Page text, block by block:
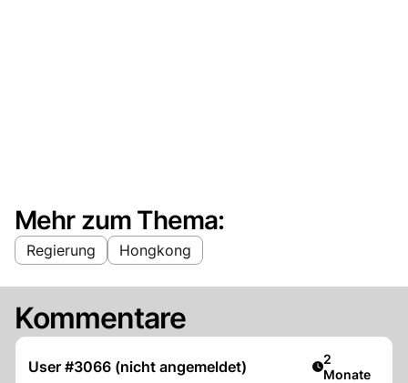
Mehr zum Thema:
Regierung Hongkong
Kommentare
User #3066 (nicht angemeldet) Artikel
2
Monate